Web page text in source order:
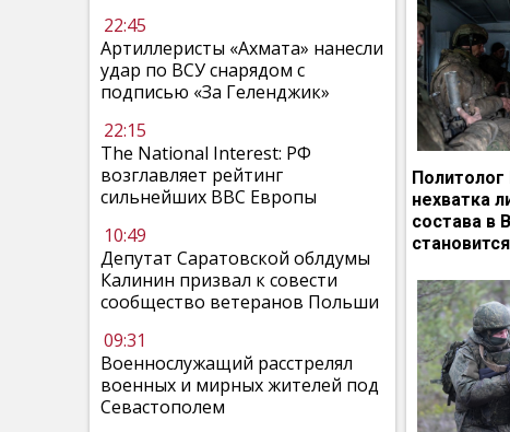
22:45
Артиллеристы «Ахмата» нанесли
удар по ВСУ снарядом с
подписью «За Геленджик»
22:15
The National Interest: РФ
возглавляет рейтинг
сильнейших ВВС Европы
10:49
Депутат Саратовской облдумы
Калинин призвал к совести
сообщество ветеранов Польши
09:31
Военнослужащий расстрелял
военных и мирных жителей под
Севастополем
Политолог
нехватка
состава в